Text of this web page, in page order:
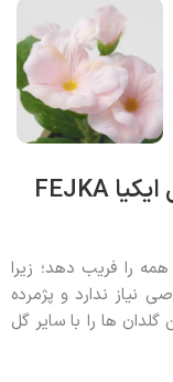
ست 3 تایی گلدان و گل مصنوعی ایکیا FEJKA
را فریب دهد؛ زیرا
نیاز ندارد و پژمرده
ها را با سایر گل